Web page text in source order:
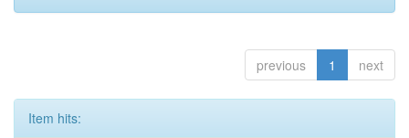
previous 1 next
Item hits: